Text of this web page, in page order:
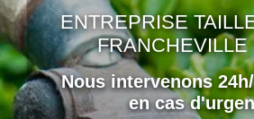
ENTREPRISE
FRANCHEVILLE
Nous intervenons
en cas